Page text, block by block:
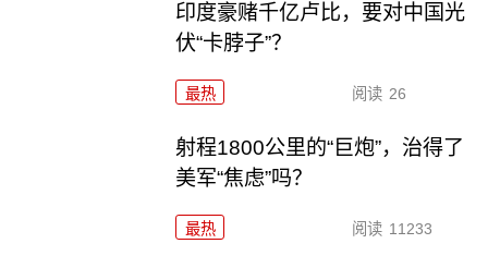
印度豪赌千亿卢比，要对中国光
伏“卡脖子”？
最热 阅读 26
射程1800公里的“巨炮”，治得了
美军“焦虑”吗？
最热 阅读 11233